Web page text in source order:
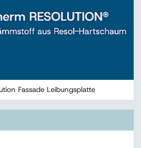
Fassade Leibungsplatte